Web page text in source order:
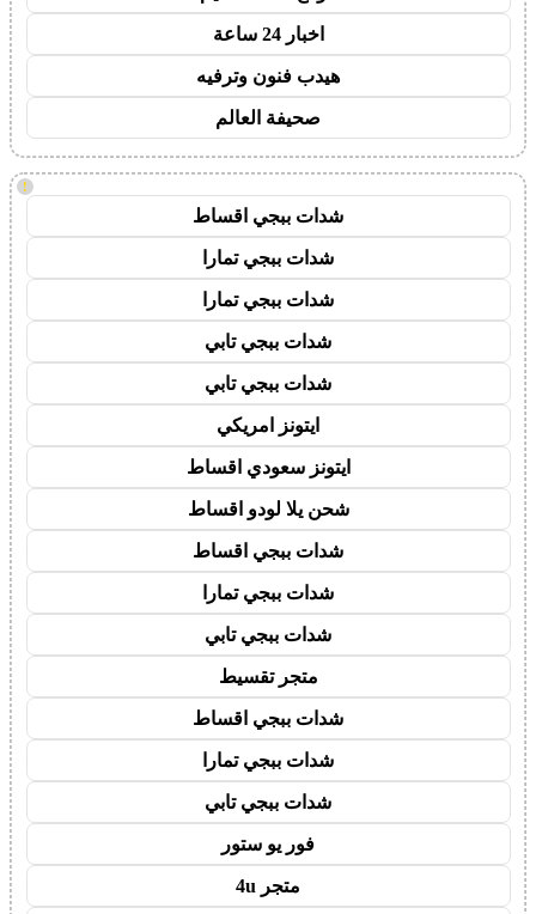
اخبار 24 ساعة
هيدب فنون وترفيه
صحيفة العالم
!
شدات ببجي اقساط
شدات ببجي تمارا
شدات ببجي تمارا
شدات ببجي تابي
شدات ببجي تابي
ايتونز امريكي
ايتونز سعودي اقساط
شحن يلا لودو اقساط
شدات ببجي اقساط
شدات ببجي تمارا
شدات ببجي تابي
متجر تقسيط
شدات ببجي اقساط
شدات ببجي تمارا
شدات ببجي تابي
فور يو ستور
متجر 4u